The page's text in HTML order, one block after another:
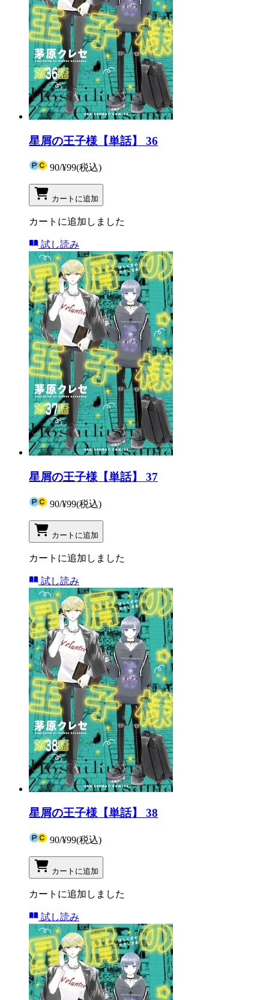
星屑の王子様【単話】 36
90/¥99(税込)
カートに追加
カートに追加しました
試し読み
星屑の王子様【単話】 37
90/¥99(税込)
カートに追加
カートに追加しました
試し読み
星屑の王子様【単話】 38
90/¥99(税込)
カートに追加
カートに追加しました
試し読み